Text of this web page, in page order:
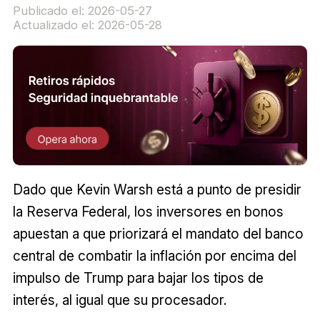
Publicado el: 2026-05-27
Actualizado el: 2026-05-28
Dado que Kevin Warsh está a punto de presidir
la Reserva Federal, los inversores en bonos
apuestan a que priorizará el mandato del banco
central de combatir la inflación por encima del
impulso de Trump para bajar los tipos de
interés, al igual que su procesador.